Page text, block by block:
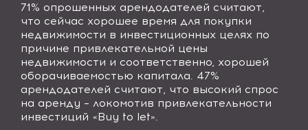
71% опрошенных арендодателей считают,
что сейчас хорошее время для покупки
недвижимости в инвестиционных целях по
причине привлекательной цены
недвижимости и соответственно, хорошей
оборачиваемостью капитала. 47%
арендодателей считают, что высокий спрос
на аренду – локомотив привлекательности
инвестиций «Buy to let».